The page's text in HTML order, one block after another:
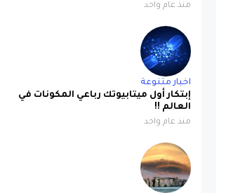
منذ عام واحد
اخبار متنوعة
إبتكار أول ميتابيوتك رباعي المكونات في
العالم !!
منذ عام واحد